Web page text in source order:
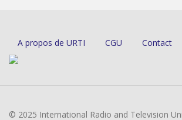
A propos de URTI CGU Contact
© 2025 International Radio and Television